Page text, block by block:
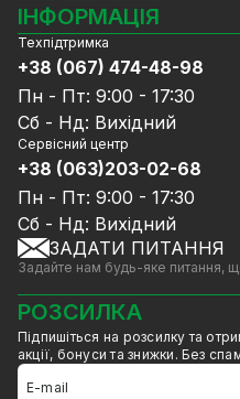
Камери
Відеореєстратори
Комплекти
СКУД
Джерела живлення
Мережеве обладнання
Ноутбуки та комп'ютери
Аксесуари
Акції
Знижені в ціні товари
GreenVision знижки
Мерч від GreenVision
Товари для дому
Товари зняті з
ІНФОРМАЦІЯ
Блог
Доставка та оплата
Гарантія та Сервісне
Політика
Договір публічної
Співпраця
Послуги
Калькулятор
Техпідтримка
+38 (067) 474-48-98
Пн - Пт: 9:00 - 17:30
Сб - Нд: Вихідний
Сервісний центр
+38 (063)203-02-68
Пн - Пт: 9:00 - 17:30
Сб - Нд: Вихідний
ЗАДАТИ ПИТАННЯ
Задайте нам будь-яке питання,
РОЗСИЛКА
Підпишіться на розсилку та
акції, бонуси та знижки. Без